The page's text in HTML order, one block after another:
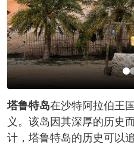
塔鲁特岛在沙特阿拉伯王
义。该岛因其深厚的历史
计，塔鲁特岛的历史可以